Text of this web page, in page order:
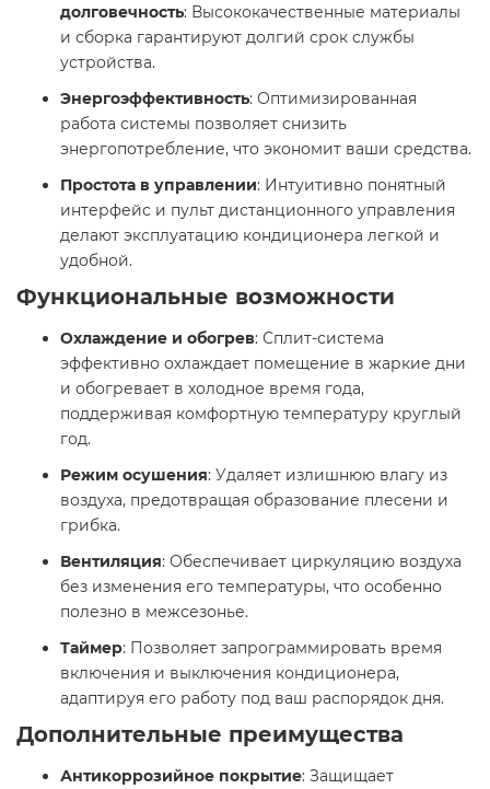
долговечность: Высококачественные материалы
и сборка гарантируют долгий срок службы
устройства.​
Энергоэффективность: Оптимизированная
работа системы позволяет снизить
энергопотребление, что экономит ваши средства.​
Простота в управлении: Интуитивно понятный
интерфейс и пульт дистанционного управления
делают эксплуатацию кондиционера легкой и
удобной.​
Функциональные возможности
Охлаждение и обогрев: Сплит-система
эффективно охлаждает помещение в жаркие дни
и обогревает в холодное время года,
поддерживая комфортную температуру круглый
год.​
Режим осушения: Удаляет излишнюю влагу из
воздуха, предотвращая образование плесени и
грибка.​
Вентиляция: Обеспечивает циркуляцию воздуха
без изменения его температуры, что особенно
полезно в межсезонье.​
Таймер: Позволяет запрограммировать время
включения и выключения кондиционера,
адаптируя его работу под ваш распорядок дня.​
Дополнительные преимущества
Антикоррозийное покрытие: Защищает